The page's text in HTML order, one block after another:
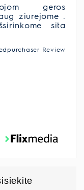
geros
ziurejome .
sita
Labai
, ir tikrai
iesko paziureti
Review